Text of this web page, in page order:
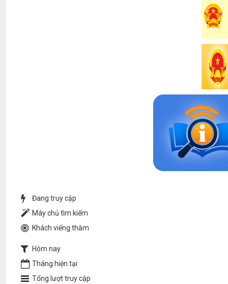
Đang truy cập
Máy chủ tìm kiếm
Khách viếng thăm
Hôm nay
Tháng hiện tại
Tổng lượt truy cập